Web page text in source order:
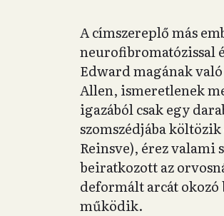
A címszereplő más
neurofibromatózissal
Edward magának
Allen, ismeretlenek
igazából csak egy
szomszédjába
Reinsve), érez valami
beiratkozott az
deformált arcát
működik.